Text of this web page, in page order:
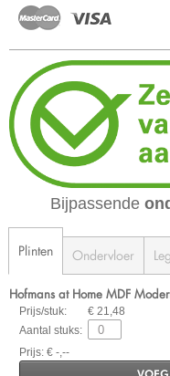
Bijpassende
Plinten Ondervloer
Hofmans at Home MDF
Prijs/stuk:
€ 21,48
Aantal stuks:
Prijs: € -,--